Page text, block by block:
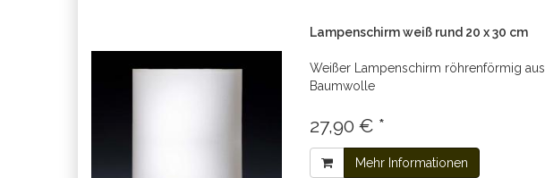
Lampenschirm weiß rund 20 x 30 cm
Weißer Lampenschirm röhrenförmig aus
Baumwolle
27,90 € *
Mehr Informationen